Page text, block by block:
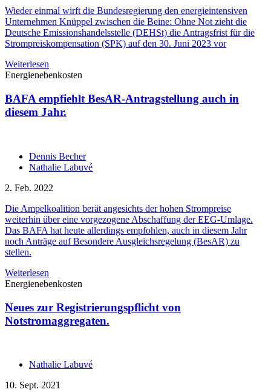
Wieder einmal wirft die Bundesregierung den energieintensiven
Unternehmen Knüppel zwischen die Beine: Ohne Not zieht die
Deutsche Emissionshandelsstelle (DEHSt) die Antragsfrist für die
Strompreiskompensation (SPK) auf den 30. Juni 2023 vor
Weiterlesen
Energienebenkosten
BAFA empfiehlt BesAR-Antragstellung auch in
diesem Jahr.
Dennis Becher
Nathalie Labuvé
2. Feb. 2022
Die Ampelkoalition berät angesichts der hohen Strompreise
weiterhin über eine vorgezogene Abschaffung der EEG-Umlage.
Das BAFA hat heute allerdings empfohlen, auch in diesem Jahr
noch Anträge auf Besondere Ausgleichsregelung (BesAR) zu
stellen.
Weiterlesen
Energienebenkosten
Neues zur Registrierungspflicht von
Notstromaggregaten.
Nathalie Labuvé
10. Sept. 2021